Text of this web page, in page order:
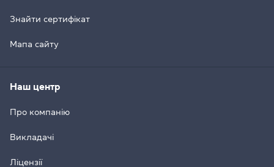
Знайти сертифікат
Мапа сайту
Наш центр
Про компанію
Викладачі
Ліцензії